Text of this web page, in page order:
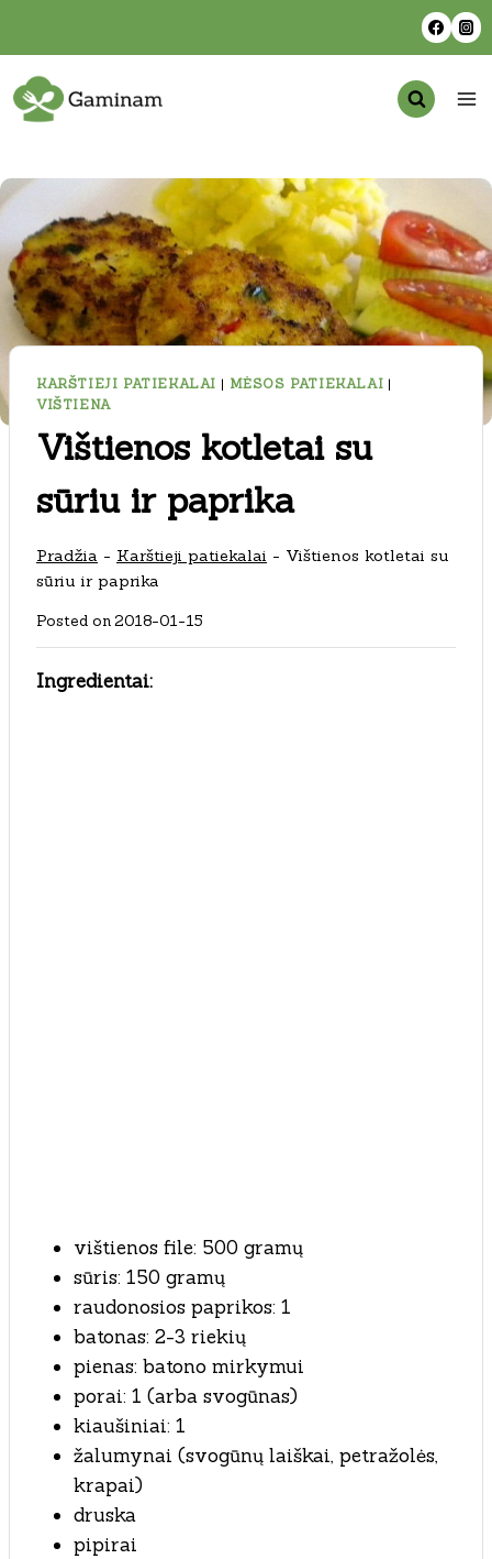
content
KARŠTIEJI PATIEKALAI | MĖSOS PATIEKALAI |
VIŠTIENA
Vištienos kotletai su
sūriu ir paprika
Pradžia - Karštieji patiekalai - Vištienos kotletai su
sūriu ir paprika
Posted on2018-01-15
Ingredientai:
vištienos file: 500 gramų
sūris: 150 gramų
raudonosios paprikos: 1
batonas: 2-3 riekių
pienas: batono mirkymui
porai: 1 (arba svogūnas)
kiaušiniai: 1
žalumynai (svogūnų laiškai, petražolės,
krapai)
druska
pipirai